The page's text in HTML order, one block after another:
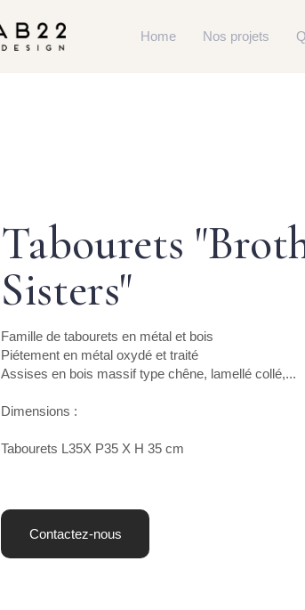
Home Nos projets
Tabourets
Sisters"
Famille de tabourets en métal et bois
Piétement en métal oxydé et traité
Assises en bois massif type chêne, lamellé collé,...
Dimensions :
Tabourets L35X P35 X H 35 cm
Contactez-nous